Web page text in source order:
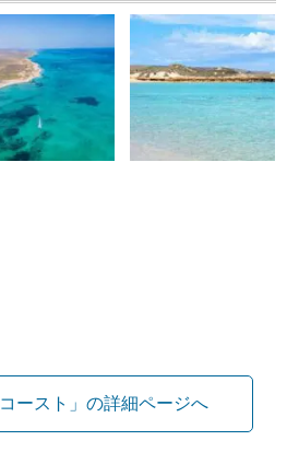
ースト」の詳細ページへ